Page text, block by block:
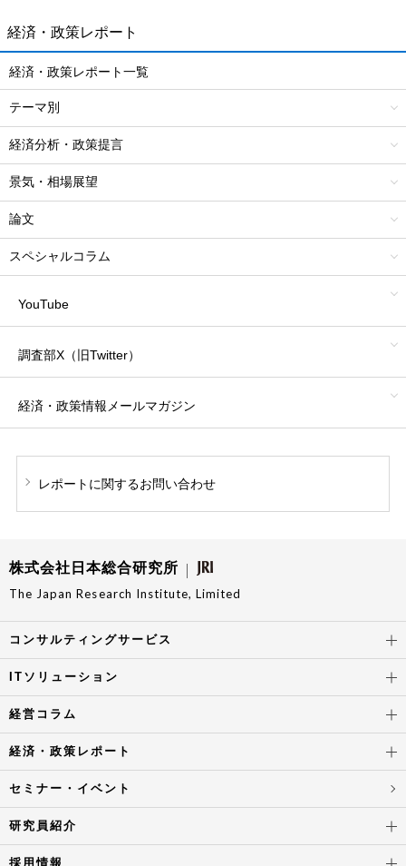
経済・政策レポート
経済・政策レポート一覧
テーマ別
経済分析・政策提言
景気・相場展望
論文
スペシャルコラム
YouTube
調査部X（旧Twitter）
経済・政策情報 メールマガジン
レポートに関するお問い合わせ
株式会社日本総合研究所
The Japan Research Institute, Limited
コンサルティングサービス
ITソリューション
経営コラム
経済・政策レポート
セミナー・イベント
研究員紹介
採用情報